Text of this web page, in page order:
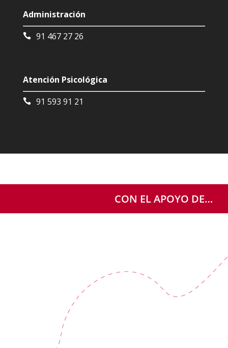
Administración
91 467 27 26
Atención Psicológica
91 593 91 21
CON EL APOYO DE…